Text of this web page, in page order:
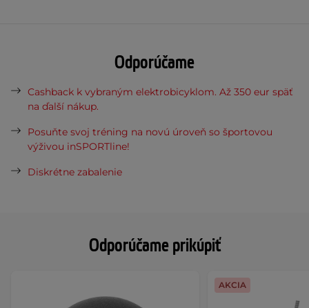
Odporúčame prikúpiť
AKCIA
Odporúčame
Cashback k vybraným elektrobicyklom. Až 350 eur späť
na ďalší nákup.
Posuňte svoj tréning na novú úroveň so športovou
výživou inSPORTline!
Diskrétne zabalenie